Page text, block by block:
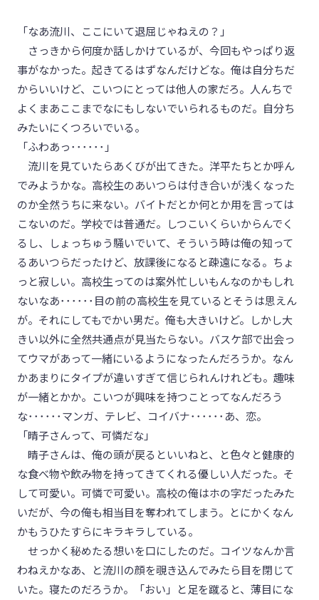
「なあ流川、ここにいて退屈じゃねえの？」
さっきから何度か話しかけているが、今回もやっぱり返
事がなかった。起きてるはずなんだけどな。俺は自分ちだ
からいいけど、こいつにとっては他人の家だろ。人んちで
よくまあここまでなにもしないでいられるものだ。自分ち
みたいにくつろいでいる。
「ふわあっ･･････」
流川を見ていたらあくびが出てきた。洋平たちとか呼ん
でみようかな。高校生のあいつらは付き合いが浅くなった
のか全然うちに来ない。バイトだとか何とか用を言っては
こないのだ。学校では普通だ。しつこいくらいからんでく
るし、しょっちゅう騒いでいて、そういう時は俺の知って
るあいつらだったけど、放課後になると疎遠になる。ちょ
っと寂しい。高校生ってのは案外忙しいもんなのかもしれ
ないなあ･･････目の前の高校生を見ているとそうは思えん
が。それにしてもでかい男だ。俺も大きいけど。しかし大
きい以外に全然共通点が見当たらない。バスケ部で出会っ
てウマがあって一緒にいるようになったんだろうか。なん
かあまりにタイプが違いすぎて信じられんけれども。趣味
が一緒とかか。こいつが興味を持つことってなんだろう
な･･････マンガ、テレビ、コイバナ･･････あ、恋。
「晴子さんって、可憐だな」
晴子さんは、俺の頭が戻るといいねと、と色々と健康的
な食べ物や飲み物を持ってきてくれる優しい人だった。そ
して可愛い。可憐で可愛い。高校の俺はホの字だったみた
いだが、今の俺も相当目を奪われてしまう。とにかくなん
かもうひたすらにキラキラしている。
せっかく秘めたる想いを口にしたのだ。コイツなんか言
わねえかなあ、と流川の顔を覗き込んでみたら目を閉じて
いた。寝たのだろうか。「おい」と足を蹴ると、薄目にな